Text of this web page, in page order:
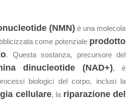
(NMN) è una molecola
come potenziale prodotto
. Questa sostanza, precursore del
dinucleotide (NAD+), è
biologici del corpo, inclusi la
cellulare, la riparazione del